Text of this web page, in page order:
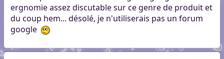
ergnomie assez discutable sur ce genre de produit et
du coup hem... désolé, je n'utiliserais pas un forum
google